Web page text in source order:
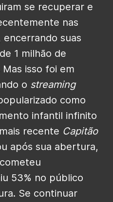
se recuperar e
nas
encerrando suas
1 milhão de
isso foi em
o streaming
como
infantil infinito
recente Capitão
após sua abertura,
53% no público
Se continuar